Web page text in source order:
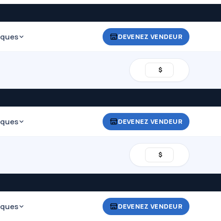
DEVENEZ VENDEUR
$
DEVENEZ VENDEUR
$
DEVENEZ VENDEUR